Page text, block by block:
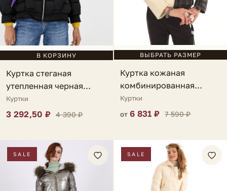
В КОРЗИНУ
Куртка стеганая
утепленная черная
Cosmini
Куртки
3 292,50 ₽ 4 390 ₽
ВЫБРАТЬ РАЗМЕР
Куртка кожаная
комбинированная
черное с белым Lauria
Куртки
от 6 831 ₽ 7 590 ₽
SALE SALE